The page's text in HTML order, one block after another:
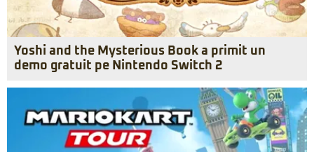
Yoshi and the Mysterious Book a primit un
demo gratuit pe Nintendo Switch 2